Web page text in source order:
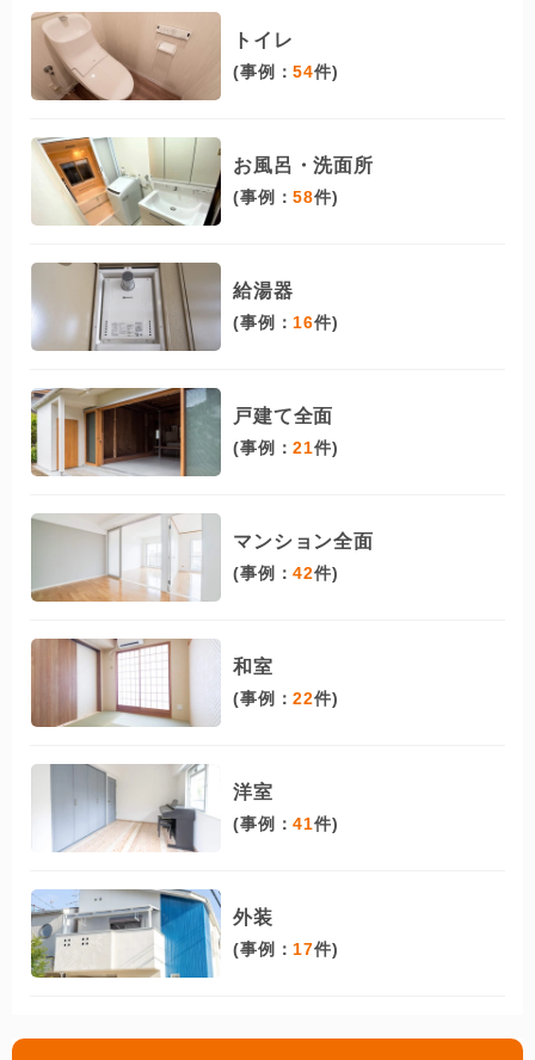
トイレ
(事例：54件)
お風呂・洗面所
(事例：58件)
給湯器
(事例： 16件)
戸建て全面
(事例：21件)
マンション全面
(事例：42件)
和室
(事例：22件)
洋室
(事例：41件)
外装
(事例： 17件)